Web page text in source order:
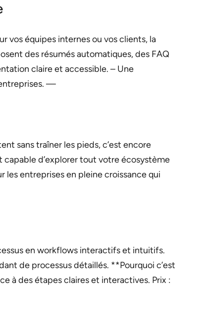
vos équipes internes ou vos clients, la
des résumés automatiques, des FAQ
claire et accessible. – Une
—
sans traîner les pieds, c’est encore
d’explorer tout votre écosystème
entreprises en pleine croissance qui
en workflows interactifs et intuitifs.
de processus détaillés. **Pourquoi c’est
à des étapes claires et interactives. Prix :